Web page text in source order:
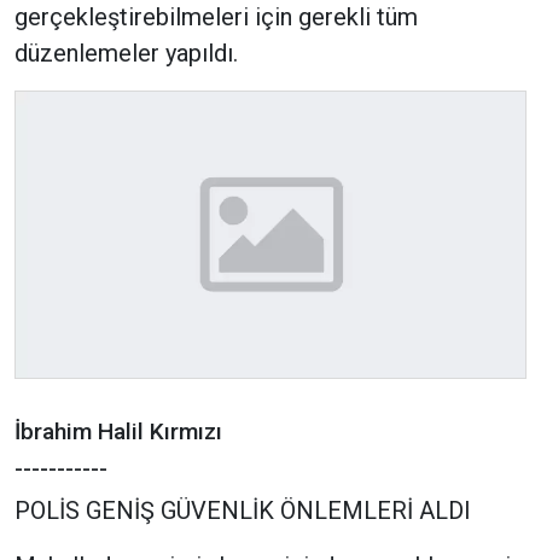
gerçekleştirebilmeleri için gerekli tüm
düzenlemeler yapıldı.
İbrahim Halil Kırmızı
-----------
POLİS GENİŞ GÜVENLİK ÖNLEMLERİ ALDI